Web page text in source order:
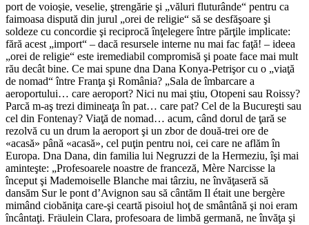
port de voioşie, veselie, ştrengărie şi „văluri fluturânde“ pentru ca
faimoasa dispută din jurul „orei de religie“ să se desfăşoare şi
soldeze cu concordie şi reciprocă înţelegere între părţile implicate:
fără acest „import“ – dacă resursele interne nu mai fac faţă! – ideea
„orei de religie“ este iremediabil compromisă şi poate face mai mult
rău decât bine. Ce mai spune dna Dana Konya-Petrişor cu o „viaţă
de nomad“ între Franţa şi România? „Sala de îmbarcare a
aeroportului… care aeroport? Nici nu mai ştiu, Otopeni sau Roissy?
Parcă m-aş trezi dimineaţa în pat… care pat? Cel de la Bucureşti sau
cel din Fontenay? Viaţă de nomad… acum, când dorul de ţară se
rezolvă cu un drum la aeroport şi un zbor de două-trei ore de
«acasă» până «acasă», cel puţin pentru noi, cei care ne aflăm în
Europa. Dna Dana, din familia lui Negruzzi de la Hermeziu, îşi mai
aminteşte: „Profesoarele noastre de franceză, Mère Narcisse la
început şi Mademoiselle Blanche mai târziu, ne învăţaseră să
dansăm Sur le pont d’Avignon sau să cântăm Il était une bergère
mimând ciobăniţa care-şi ceartă pisoiul hoţ de smântână şi noi eram
încântaţi. Fräulein Clara, profesoara de limbă germană, ne învăţa şi